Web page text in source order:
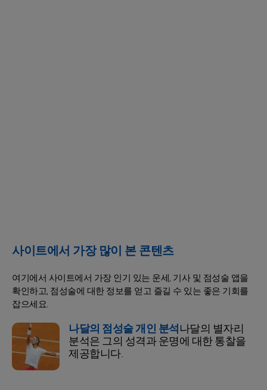
사이트에서 가장 많이 본 콘텐츠
여기에서 사이트에서 가장 인기 있는 운세, 기사 및 점성술 앱을
확인하고, 점성술에 대한 정보를 얻고 즐길 수 있는 좋은 기회를
잡으세요.
나달의 점성술 개인 분석나달의 별자리
분석은 그의 성격과 운명에 대한 통찰을
제공합니다.